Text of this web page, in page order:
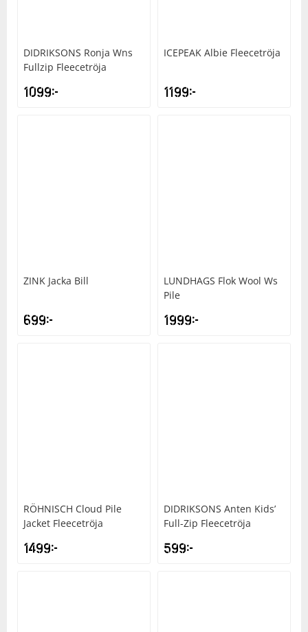
DIDRIKSONS Ronja Wns
Fullzip Fleecetröja
1099kr
ICEPEAK Albie Fleecetröja
1199kr
ZINK Jacka Bill
699kr
LUNDHAGS Flok Wool Ws
Pile
1999kr
RÖHNISCH Cloud Pile
Jacket Fleecetröja
1499kr
DIDRIKSONS Anten Kids’
Full-Zip Fleecetröja
599kr